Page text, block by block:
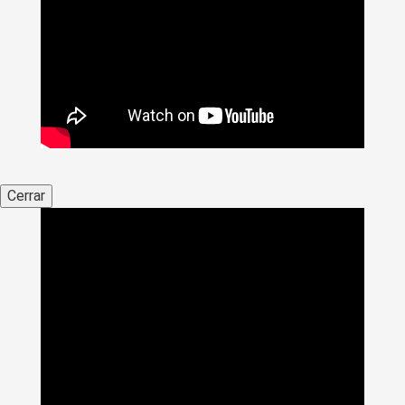
Cerrar